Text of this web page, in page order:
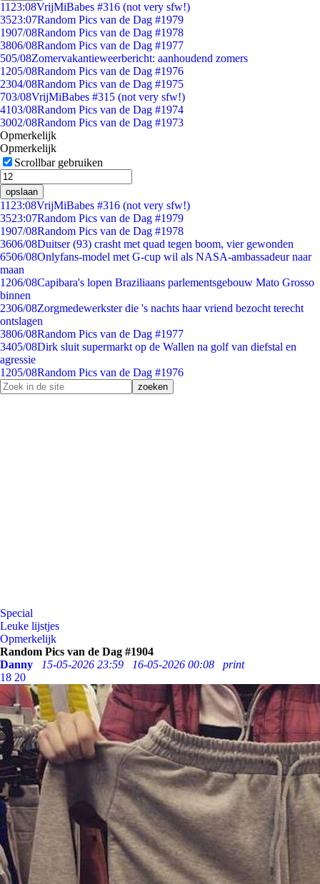
11 23:08VrijMiBabes #316 (not very sfw!)
3523:07Random Pics van de Dag #1979
1907/08Random Pics van de Dag #1978
3806/08Random Pics van de Dag #1977
505/08Zomervakantieweerbericht: aanhoudend zomers
1205/08Random Pics van de Dag #1976
2304/08Random Pics van de Dag #1975
703/08VrijMiBabes #315 (not very sfw!)
4103/08Random Pics van de Dag #1974
3002/08Random Pics van de Dag #1973
Opmerkelijk
Opmerkelijk
Scrollbar gebruiken
opslaan
11 23:08VrijMiBabes #316 (not very sfw!)
3523:07Random Pics van de Dag #1979
1907/08Random Pics van de Dag #1978
3606/08Duitser (93) crasht met quad tegen boom, vier gewonden
6506/08Onlyfans-model met G-cup wil als NASA-ambassadeur naar
maan
1206/08Capibara's lopen Braziliaans parlementsgebouw Mato Grosso
binnen
2306/08Zorgmedewerkster die 's nachts haar vriend bezocht terecht
ontslagen
3806/08Random Pics van de Dag #1977
3405/08Dirk sluit supermarkt op de Wallen na golf van diefstal en
agressie
1205/08Random Pics van de Dag #1976
Special
Leuke lijstjes
Opmerkelijk
Random Pics van de Dag #1904
Danny
15-05-2026 23:59 16-05-2026 00:08
print
18 20